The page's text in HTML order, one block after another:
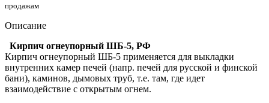
продажам
Описание
Кирпич огнеупорный ШБ-5, РФ
Кирпич огнеупорный ШБ-5 применяется для выкладки
внутренних камер печей (напр. печей для русской и финской
бани), каминов, дымовых труб, т.е. там, где идет
взаимодействие с открытым огнем.